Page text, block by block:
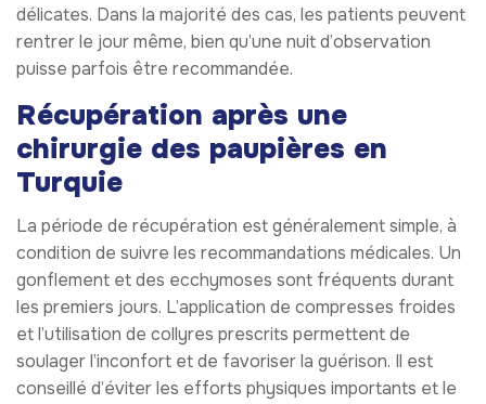
délicates. Dans la majorité des cas, les patients peuvent
rentrer le jour même, bien qu’une nuit d’observation
puisse parfois être recommandée.
Récupération après une
chirurgie des paupières en
Turquie
La période de récupération est généralement simple, à
condition de suivre les recommandations médicales. Un
gonflement et des ecchymoses sont fréquents durant
les premiers jours. L’application de compresses froides
et l’utilisation de collyres prescrits permettent de
soulager l’inconfort et de favoriser la guérison. Il est
conseillé d’éviter les efforts physiques importants et le